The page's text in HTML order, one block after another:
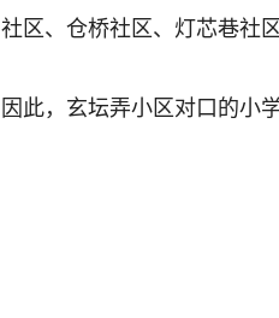
社区、仓桥社区、灯芯巷社
因此，玄坛弄小区对口的小